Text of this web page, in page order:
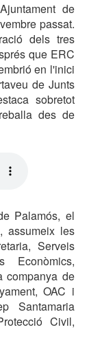
de
passat.
dels tres
que ERC
en l'inici
de Junts
sobretot
des de
Palamós, el
assumeix les
Serveis
Econòmics,
companya de
OAC i
Santamaria
Civil,